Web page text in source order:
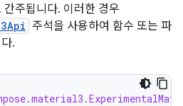
주됩니다. 이러한 경우
주석을 사용하여 함수 또는 파
.